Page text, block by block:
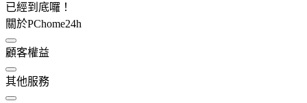
已經到底囉！
關於PChome24h
顧客權益
其他服務